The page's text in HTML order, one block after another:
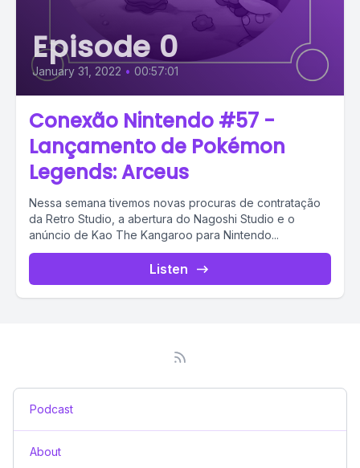
Episode 0
January 31, 2022 • 00:57:01
Conexão Nintendo #57 -
Lançamento de Pokémon
Legends: Arceus
Nessa semana tivemos novas procuras de contratação
da Retro Studio, a abertura do Nagoshi Studio e o
anúncio de Kao The Kangaroo para Nintendo...
Listen
Podcast
About